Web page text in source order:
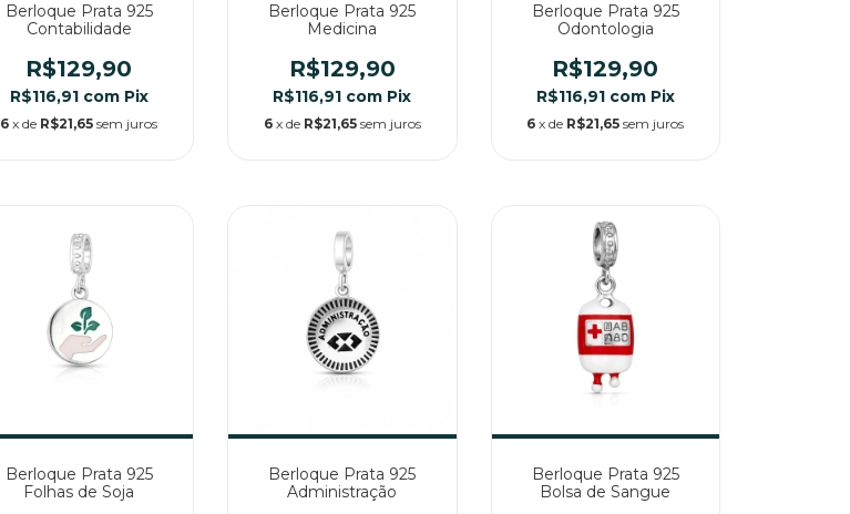
Berloque Prata 925
Contabilidade
R$129,90
R$116,91 com Pix
6 x de R$21,65 sem juros
Berloque Prata 925
Medicina
R$129,90
R$116,91 com Pix
6 x de R$21,65 sem juros
Berloque Prata 925
Odontologia
R$129,90
R$116,91 com Pix
6 x de R$21,65 sem juros
Berloque Prata 925
Folhas de Soja
Berloque Prata 925
Administração
Berloque Prata 925
Bolsa de Sangue